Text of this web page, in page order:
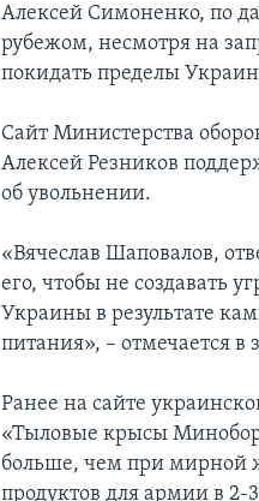
Алексей Симоненко, по
рубежом, несмотря на
покидать пределы
Сайт Министерства
Алексей Резников
об увольнении.
«Вячеслав Шаповалов,
его, чтобы не создавать
Украины в результате
питания», – отмечается в
Ранее на сайте
«Тыловые крысы
больше, чем при мирной
продуктов для армии в 2-